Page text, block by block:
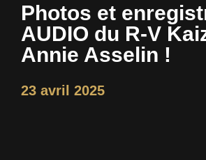
Photos et
AUDIO du R-V
Annie Asselin !
23 avril 2025